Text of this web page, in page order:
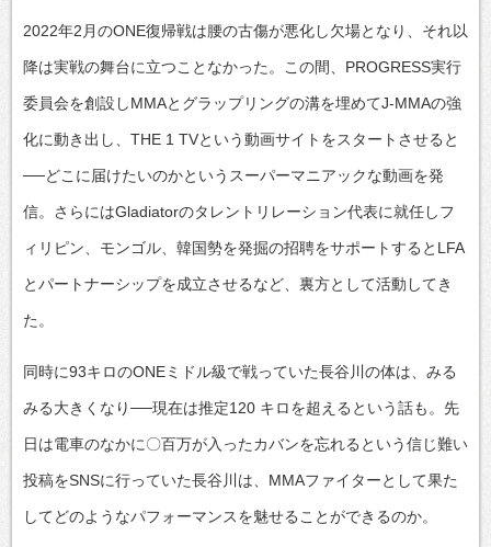
2022年2月のONE復帰戦は腰の古傷が悪化し欠場となり、それ以
降は実戦の舞台に立つことなかった。この間、PROGRESS実行
委員会を創設しMMAとグラップリングの溝を埋めてJ-MMAの強
化に動き出し、THE 1 TVという動画サイトをスタートさせると
──どこに届けたいのかというスーパーマニアックな動画を発
信。さらにはGladiatorのタレントリレーション代表に就任しフ
ィリピン、モンゴル、韓国勢を発掘の招聘をサポートするとLFA
とパートナーシップを成立させるなど、裏方として活動してき
た。
同時に93キロのONEミドル級で戦っていた長谷川の体は、みる
みる大きくなり──現在は推定120 キロを超えるという話も。先
日は電車のなかに〇百万が入ったカバンを忘れるという信じ難い
投稿をSNSに行っていた長谷川は、MMAファイターとして果た
してどのようなパフォーマンスを魅せることができるのか。